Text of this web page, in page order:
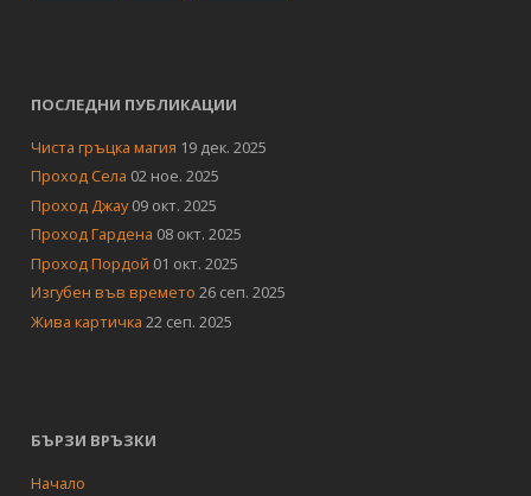
ПОСЛЕДНИ ПУБЛИКАЦИИ
Чиста гръцка магия 19 дек. 2025
Проход Села 02 ное. 2025
Проход Джау 09 окт. 2025
Проход Гардена 08 окт. 2025
Проход Пордой 01 окт. 2025
Изгубен във времето 26 сеп. 2025
Жива картичка 22 сеп. 2025
БЪРЗИ ВРЪЗКИ
Начало